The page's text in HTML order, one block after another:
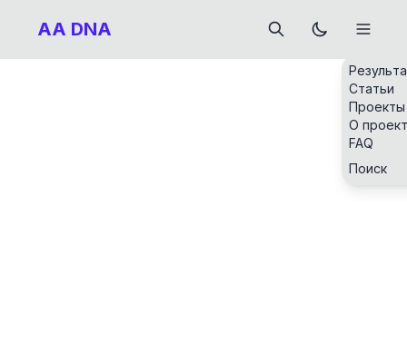
AA DNA
Статьи
Проекты
О
FAQ
Поиск